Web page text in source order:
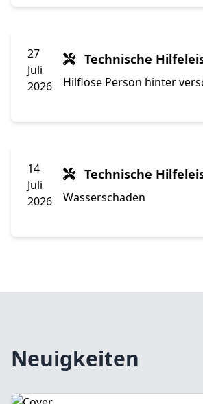
27
Juli
2026
Technische
Hilflose Person hinter
14
Juli
2026
Technische
Wasserschaden
Neuigkeiten